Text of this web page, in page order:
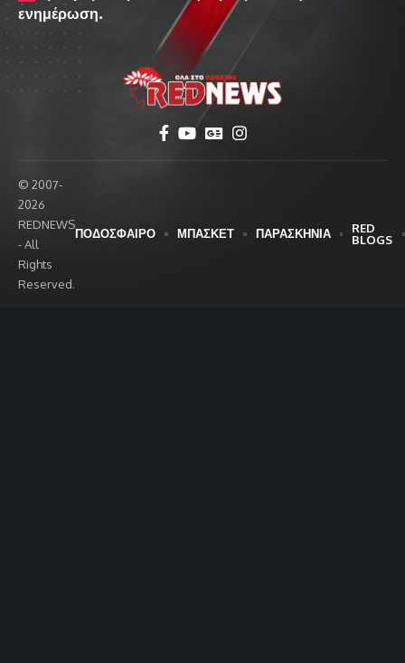
ενημέρωση.
© 2007-
2026
REDNEWS
- All
Rights
Reserved.
ΠΟΔΟΣΦΑΙΡΟ ΜΠΑΣΚΕΤ ΠΑΡΑΣΚΗΝΙΑ
RED
BLOGS